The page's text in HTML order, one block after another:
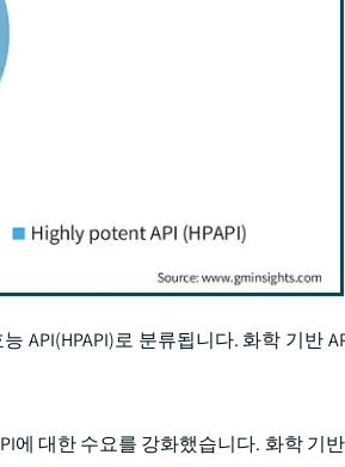
API(HPAPI)로 분류됩니다. 화학 기반
대한 수요를 강화했습니다. 화학 기